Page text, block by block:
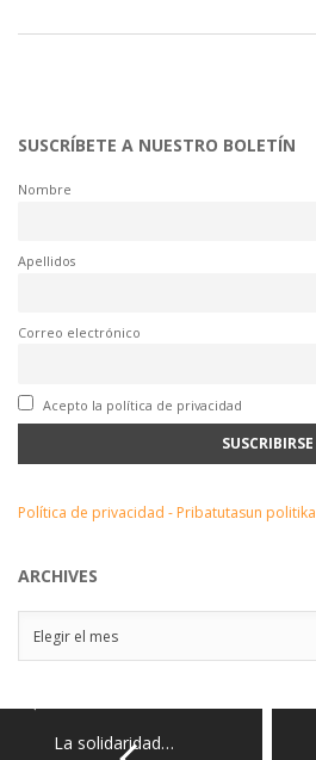
SUSCRÍBETE A NUESTRO BOLETÍN
Nombre
Apellidos
Correo electrónico
Acepto la política de privacidad
Política de privacidad - Pribatutasun politika
ARCHIVES
Elegir el mes
La solidaridad…